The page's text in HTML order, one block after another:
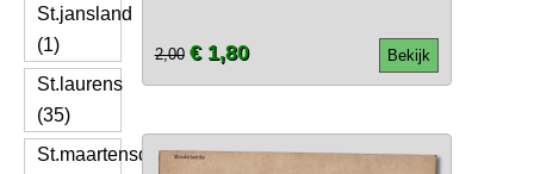
St.jansland
(1)
St.laurens
(35)
St.maartensdijk
Bekijk
2,00 € 1,80